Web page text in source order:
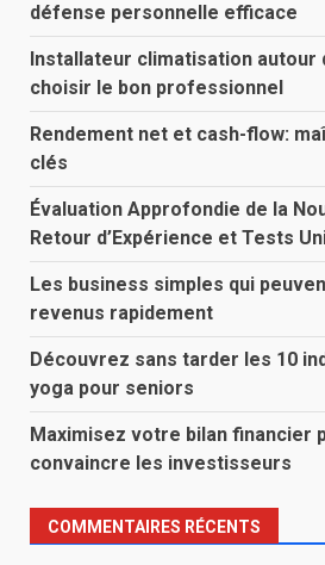
défense personnelle efficace
Installateur climatisation autour
choisir le bon professionnel
Rendement net et cash-flow:
clés
Évaluation Approfondie de la
Retour d’Expérience et Tests
Les business simples qui
revenus rapidement
Découvrez sans tarder les 10
yoga pour seniors
Maximisez votre bilan financier
convaincre les investisseurs
COMMENTAIRES RÉCENTS